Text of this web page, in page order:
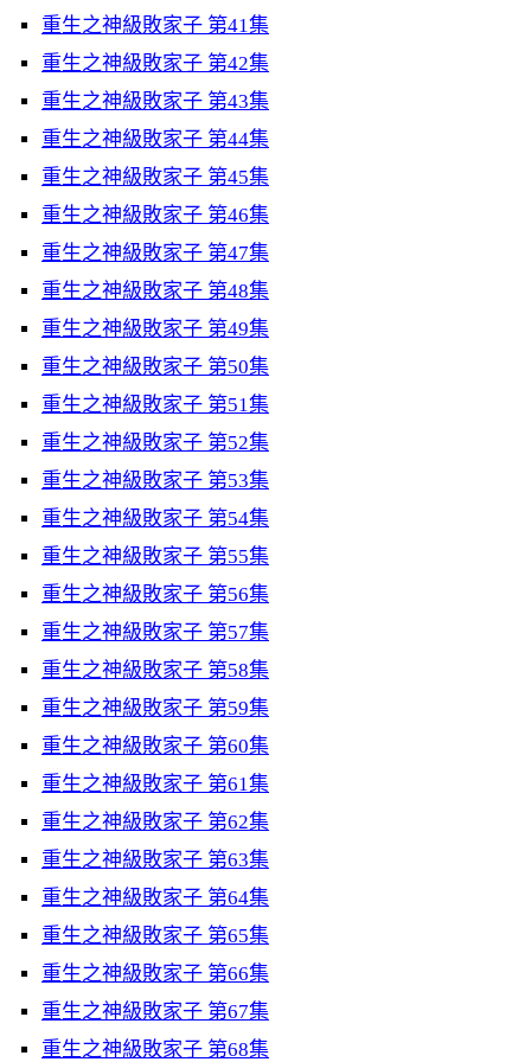
重生之神級敗家子 第41集
重生之神級敗家子 第42集
重生之神級敗家子 第43集
重生之神級敗家子 第44集
重生之神級敗家子 第45集
重生之神級敗家子 第46集
重生之神級敗家子 第47集
重生之神級敗家子 第48集
重生之神級敗家子 第49集
重生之神級敗家子 第50集
重生之神級敗家子 第51集
重生之神級敗家子 第52集
重生之神級敗家子 第53集
重生之神級敗家子 第54集
重生之神級敗家子 第55集
重生之神級敗家子 第56集
重生之神級敗家子 第57集
重生之神級敗家子 第58集
重生之神級敗家子 第59集
重生之神級敗家子 第60集
重生之神級敗家子 第61集
重生之神級敗家子 第62集
重生之神級敗家子 第63集
重生之神級敗家子 第64集
重生之神級敗家子 第65集
重生之神級敗家子 第66集
重生之神級敗家子 第67集
重生之神級敗家子 第68集